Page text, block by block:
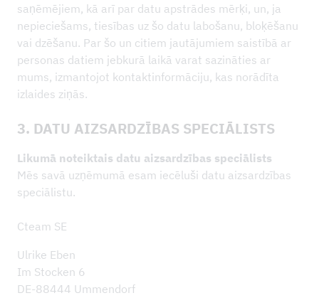
saņēmējiem, kā arī par datu apstrādes mērķi, un, ja
nepieciešams, tiesības uz šo datu labošanu, bloķēšanu
vai dzēšanu. Par šo un citiem jautājumiem saistībā ar
personas datiem jebkurā laikā varat sazināties ar
mums, izmantojot kontaktinformāciju, kas norādīta
izlaides ziņās.
3. DATU AIZSARDZĪBAS SPECIĀLISTS
Likumā noteiktais datu aizsardzības speciālists
Mēs savā uzņēmumā esam iecēluši datu aizsardzības
speciālistu.
Cteam SE
Ulrike Eben
Im Stocken 6
DE-88444 Ummendorf